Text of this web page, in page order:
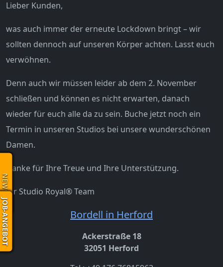
Lieber Kunden,
was auch immer der erneute Lockdown bringt – wir
sollten dennoch auf unseren Körper achten. Lasst euch
verwöhnen.
Denn auch wir müssen leider ab dem 2. November
schließen und können es nicht erwarten, danach
wieder für euch alle da zu sein. Buche jetzt noch ein
Termin in unseren Studios bei unsere wunderschönen
Damen.
Danke für Ihre Treue und Ihre Unterstützung.
Ihr Studio Royal® Team
Bordell in Herford
Ackerstraße 18
32051 Herford
NEWS
JOB-ANGEBOT